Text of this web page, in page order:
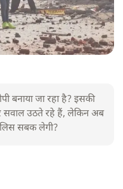
बनाया जा रहा है? इसकी
सवाल उठते रहे हैं, लेकिन अब
सबक लेगी?